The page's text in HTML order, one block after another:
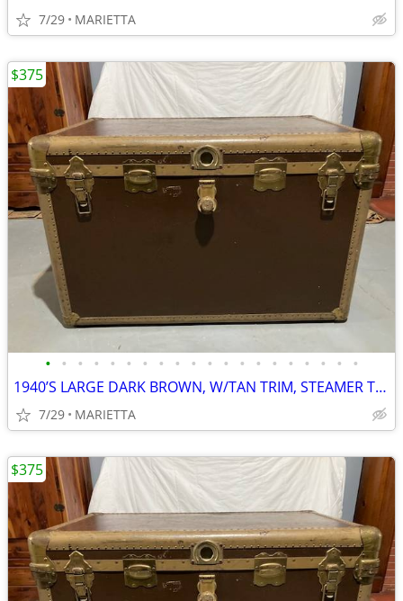
7/29 MARIETTA
• • • • • • • • • • • • • • • • • • • •
1940’S LARGE DARK BROWN, W/TAN TRIM, STEAMER TRUNK CHEST, FAMILY OWNER
7/29 MARIETTA
$375
$375